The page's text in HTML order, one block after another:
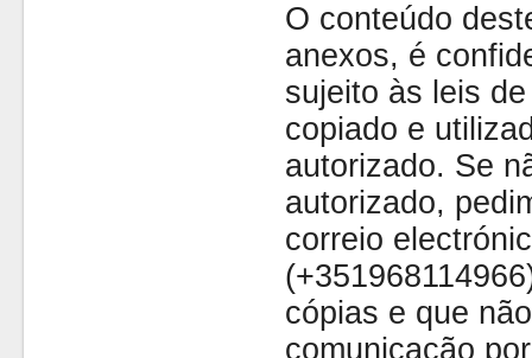
O conteúdo
anexos, é
sujeito às leis
copiado e
autorizado. Se
autorizado,
correio
cópias e que
comunicação